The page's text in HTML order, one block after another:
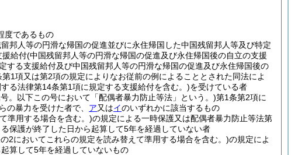
度であるもの
邦人等の円滑な帰国の促進並びに永住帰国した中国残留邦人等及び特定
援給付(中国残留邦人等の円滑な帰国の促進及び永住帰国後の自立の支援
する支援給付及び中国残留邦人等の円滑な帰国の促進及び永住帰国後の
第1項又は第2項の規定によりなお従前の例によることとされた同法によ
る法律第14条第1項に規定する支援給付を含む。)を受けている者
。以下この号において「配偶者暴力防止等法」という。)第1条第2項に
暴力を受けた者で、 ア又はイのいずれかに該当するもの
準用する場合を含む。)の規定による一時保護又は配偶者暴力防止等法第
保護が終了した日から起算して5年を経過していない者
2においてこれらの規定を読み替えて準用する場合を含む。)の規定によ
算して5年を経過していないもの